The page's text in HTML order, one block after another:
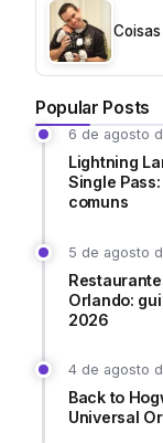
Popular Posts
6 de agosto
Lightning
Single
comuns
5 de agosto
Orlando:
2026
4 de agosto
Back to
Universal